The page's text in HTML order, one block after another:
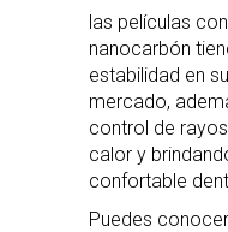
las películas
nanocarbón
estabilidad en
mercado,
control de
calor y
confortable
Puedes